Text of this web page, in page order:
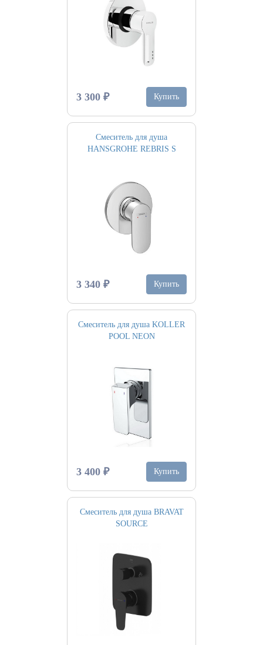
3 300 ₽ Купить
Смеситель для душа
HANSGROHE REBRIS S
3 340 ₽ Купить
Смеситель для душа KOLLER
POOL NEON
3 400 ₽ Купить
Смеситель для душа BRAVAT
SOURCE